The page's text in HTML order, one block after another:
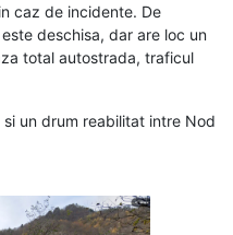
caz de incidente. De
deschisa, dar are loc un
total autostrada, traficul
un drum reabilitat intre Nod